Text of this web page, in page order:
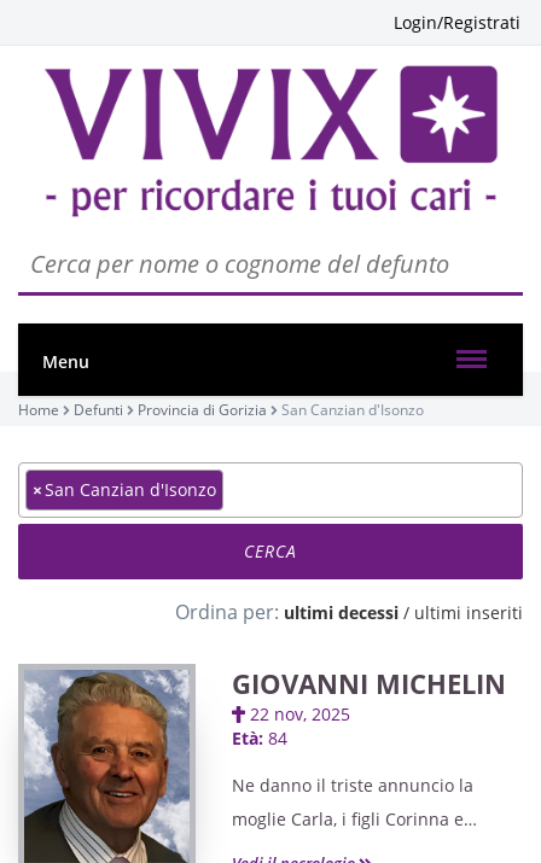
Login/Registrati
Menu
Home Defunti Provincia di Gorizia San Canzian d'Isonzo
×San Canzian d'Isonzo
Ordina per: ultimi decessi / ultimi inseriti
GIOVANNI MICHELIN
22 nov, 2025
Età: 84
Ne danno il triste annuncio la
moglie Carla, i figli Corinna e
Riccardo, i nipoti Giulio e Ginevra